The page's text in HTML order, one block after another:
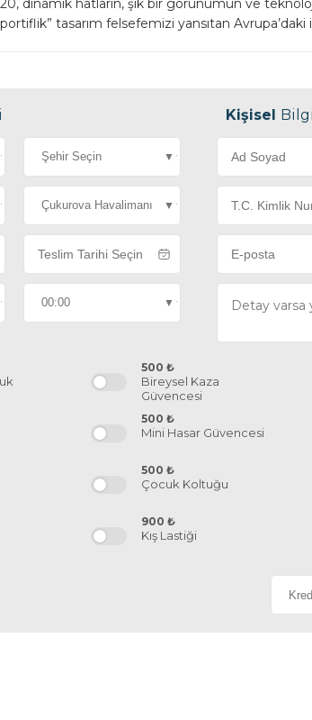
dinamik hatların, şık bir görünümün ve
tasarım felsefemizi yansıtan
Kişisel
500 ₺
Bireysel Kaza
Güvencesi
500 ₺
Mini Hasar Güvencesi
500 ₺
Çocuk Koltuğu
900 ₺
Kış Lastiği